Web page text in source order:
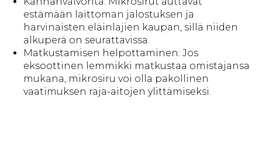
estämään laittoman jalostuksen ja
harvinaisten eläinlajien kaupan, sillä niiden
alkuperä on seurattavissa.
Matkustamisen helpottaminen: Jos
eksoottinen lemmikki matkustaa omistajansa
mukana, mikrosiru voi olla pakollinen
vaatimuksen raja-aitojen ylittämiseksi.